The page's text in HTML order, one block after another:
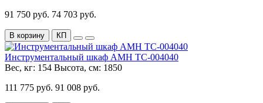
91 750 руб. 74 703 руб.
В корзину КП
Инструментальный шкаф AMH TC-004040
Вес, кг: 154 Высота, см: 1850
111 775 руб. 91 008 руб.